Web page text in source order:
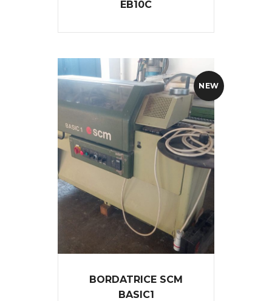
EB10C
NEW
BORDATRICE SCM
BASIC1